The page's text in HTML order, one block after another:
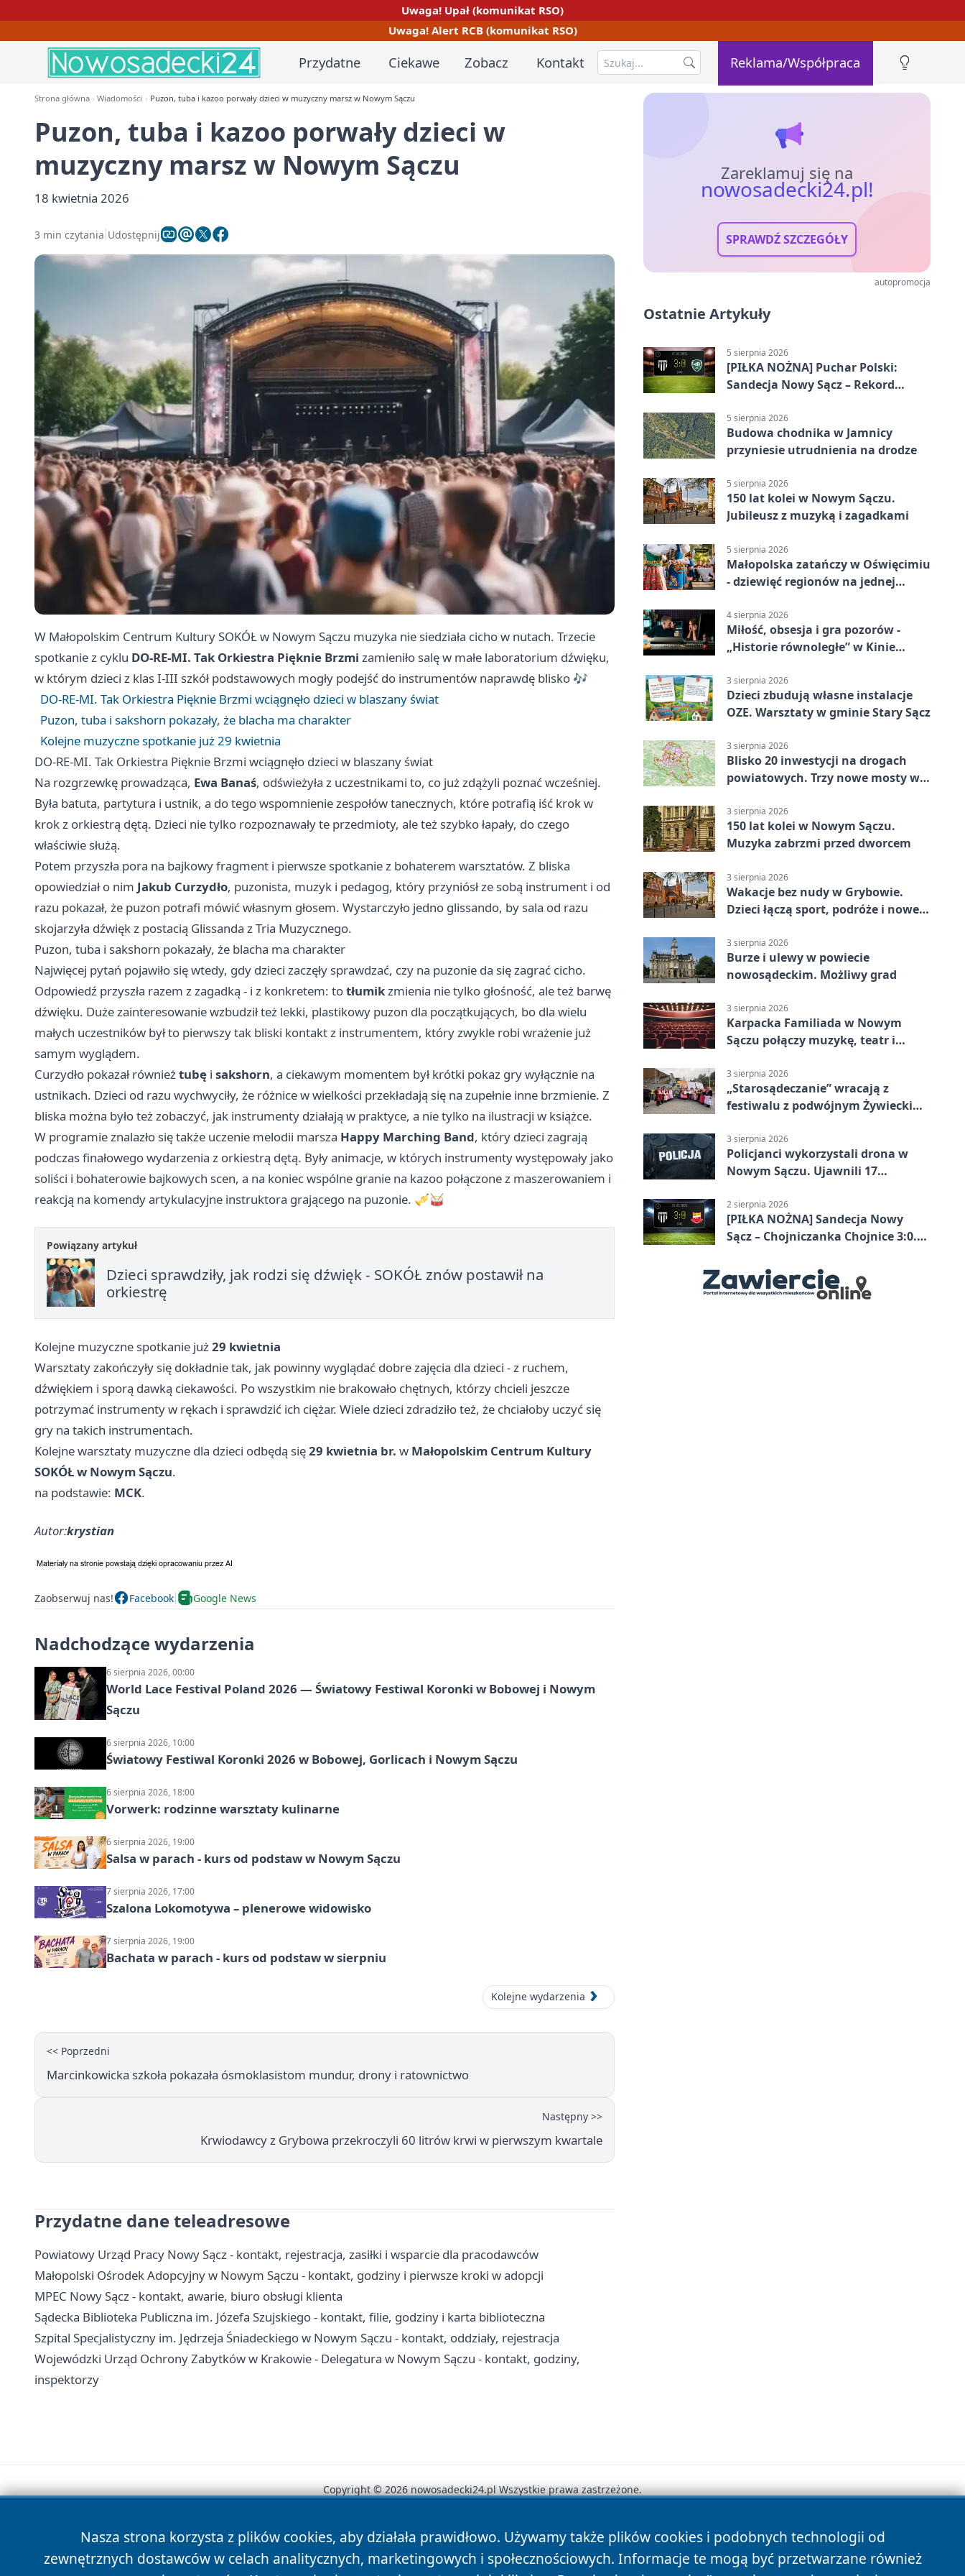
Uwaga! Upał (komunikat RSO)
Uwaga! Alert RCB (komunikat RSO)
Przydatne Ciekawe Zobacz Kontakt Reklama/Współpraca
Strona główna Wiadomości Puzon, tuba i kazoo porwały dzieci w muzyczny marsz w Nowym Sączu
Puzon, tuba i kazoo porwały dzieci w
muzyczny marsz w Nowym Sączu
18 kwietnia 2026
3 min czytania Udostępnij
W Małopolskim Centrum Kultury SOKÓŁ w Nowym Sączu muzyka nie siedziała cicho w nutach. Trzecie
spotkanie z cyklu DO-RE-MI. Tak Orkiestra Pięknie Brzmi zamieniło salę w małe laboratorium dźwięku,
w którym dzieci z klas I-III szkół podstawowych mogły podejść do instrumentów naprawdę blisko 🎶
DO-RE-MI. Tak Orkiestra Pięknie Brzmi wciągnęło dzieci w blaszany świat
Puzon, tuba i sakshorn pokazały, że blacha ma charakter
Kolejne muzyczne spotkanie już 29 kwietnia
DO-RE-MI. Tak Orkiestra Pięknie Brzmi wciągnęło dzieci w blaszany świat
Na rozgrzewkę prowadząca, Ewa Banaś, odświeżyła z uczestnikami to, co już zdążyli poznać wcześniej.
Była batuta, partytura i ustnik, a do tego wspomnienie zespołów tanecznych, które potrafią iść krok w
krok z orkiestrą dętą. Dzieci nie tylko rozpoznawały te przedmioty, ale też szybko łapały, do czego
właściwie służą.
Potem przyszła pora na bajkowy fragment i pierwsze spotkanie z bohaterem warsztatów. Z bliska
opowiedział o nim Jakub Curzydło, puzonista, muzyk i pedagog, który przyniósł ze sobą instrument i od
razu pokazał, że puzon potrafi mówić własnym głosem. Wystarczyło jedno glissando, by sala od razu
skojarzyła dźwięk z postacią Glissanda z Tria Muzycznego.
Puzon, tuba i sakshorn pokazały, że blacha ma charakter
Najwięcej pytań pojawiło się wtedy, gdy dzieci zaczęły sprawdzać, czy na puzonie da się zagrać cicho.
Odpowiedź przyszła razem z zagadką - i z konkretem: totłumikzmienia nie tylko głośność, ale też barwę
dźwięku. Duże zainteresowanie wzbudził też lekki, plastikowy puzon dla początkujących, bo dla wielu
małych uczestników był to pierwszy tak bliski kontakt z instrumentem, który zwykle robi wrażenie już
samym wyglądem.
Curzydło pokazał równieżtubę i sakshorn, a ciekawym momentem był krótki pokaz gry wyłącznie na
ustnikach. Dzieci od razu wychwyciły, że różnice w wielkości przekładają się na zupełnie inne brzmienie. Z
bliska można było też zobaczyć, jak instrumenty działają w praktyce, a nie tylko na ilustracji w książce.
W programie znalazło się także uczenie melodii marsza Happy Marching Band, który dzieci zagrają
podczas finałowego wydarzenia z orkiestrą dętą. Były animacje, w których instrumenty występowały jako
soliści i bohaterowie bajkowych scen, a na koniec wspólne granie na kazoo połączone z maszerowaniem i
reakcją na komendy artykulacyjne instruktora grającego na puzonie. 🎺🥁
Powiązany artykuł
Dzieci sprawdziły, jak rodzi się dźwięk - SOKÓŁ znów postawił na
orkiestrę
Kolejne muzyczne spotkanie już29 kwietnia
Warsztaty zakończyły się dokładnie tak, jak powinny wyglądać dobre zajęcia dla dzieci - z ruchem,
dźwiękiem i sporą dawką ciekawości. Po wszystkim nie brakowało chętnych, którzy chcieli jeszcze
potrzymać instrumenty w rękach i sprawdzić ich ciężar. Wiele dzieci zdradziło też, że chciałoby uczyć się
gry na takich instrumentach.
Kolejne warsztaty muzyczne dla dzieci odbędą się29 kwietnia br. w Małopolskim Centrum Kultury
SOKÓŁ w Nowym Sączu.
na podstawie: MCK.
Autor:krystian
Zaobserwuj nas! Facebook Google News
Nadchodzące wydarzenia
6 sierpnia 2026, 00:00
World Lace Festival Poland 2026 — Światowy Festiwal Koronki w Bobowej i Nowym
Sączu
6 sierpnia 2026, 10:00
Światowy Festiwal Koronki 2026 w Bobowej, Gorlicach i Nowym Sączu
6 sierpnia 2026, 18:00
Vorwerk: rodzinne warsztaty kulinarne
6 sierpnia 2026, 19:00
Salsa w parach - kurs od podstaw w Nowym Sączu
7 sierpnia 2026, 17:00
Szalona Lokomotywa – plenerowe widowisko
7 sierpnia 2026, 19:00
Bachata w parach - kurs od podstaw w sierpniu
Kolejne wydarzenia
<< Poprzedni
Marcinkowicka szkoła pokazała ósmoklasistom mundur, drony i ratownictwo
Następny >>
Krwiodawcy z Grybowa przekroczyli 60 litrów krwi w pierwszym kwartale
Przydatne dane teleadresowe
Powiatowy Urząd Pracy Nowy Sącz - kontakt, rejestracja, zasiłki i wsparcie dla pracodawców
Małopolski Ośrodek Adopcyjny w Nowym Sączu - kontakt, godziny i pierwsze kroki w adopcji
MPEC Nowy Sącz - kontakt, awarie, biuro obsługi klienta
Sądecka Biblioteka Publiczna im. Józefa Szujskiego - kontakt, filie, godziny i karta biblioteczna
Szpital Specjalistyczny im. Jędrzeja Śniadeckiego w Nowym Sączu - kontakt, oddziały, rejestracja
Wojewódzki Urząd Ochrony Zabytków w Krakowie - Delegatura w Nowym Sączu - kontakt, godziny,
inspektorzy
Zareklamuj się na
nowosadecki24.pl!
SPRAWDŹ SZCZEGÓŁY
autopromocja
Ostatnie Artykuły
5 sierpnia 2026
[PIŁKA NOŻNA] Puchar Polski:
Sandecja Nowy Sącz – Rekord
5 sierpnia 2026
Budowa chodnika w Jamnicy
przyniesie utrudnienia na drodze
5 sierpnia 2026
150 lat kolei w Nowym Sączu.
Jubileusz z muzyką i zagadkami
5 sierpnia 2026
Małopolska zatańczy w Oświęcimiu
- dziewięć regionów na jednej
4 sierpnia 2026
Miłość, obsesja i gra pozorów -
„Historie równoległe” w Kinie
3 sierpnia 2026
Dzieci zbudują własne instalacje
OZE. Warsztaty w gminie Stary Sącz
3 sierpnia 2026
Blisko 20 inwestycji na drogach
powiatowych. Trzy nowe mosty w
3 sierpnia 2026
150 lat kolei w Nowym Sączu.
Muzyka zabrzmi przed dworcem
3 sierpnia 2026
Wakacje bez nudy w Grybowie.
Dzieci łączą sport, podróże i nowe
3 sierpnia 2026
Burze i ulewy w powiecie
nowosądeckim. Możliwy grad
3 sierpnia 2026
Karpacka Familiada w Nowym
Sączu połączy muzykę, teatr i
3 sierpnia 2026
„Starosądeczanie” wracają z
festiwalu z podwójnym Żywieckim
3 sierpnia 2026
Policjanci wykorzystali drona w
Nowym Sączu. Ujawnili 17
2 sierpnia 2026
[PIŁKA NOŻNA] Sandecja Nowy
Sącz – Chojniczanka Chojnice 3:0.
Betclic 2. lidze
Nasza strona korzysta z plików cookies, aby działała prawidłowo. Używamy także plików cookies i podobnych technologii od
zewnętrznych dostawców w celach analitycznych, marketingowych i społecznościowych. Informacje te mogą być przetwarzane również
Copyright © 2026 nowosadecki24.pl Wszystkie prawa zastrzeżone.
News Autorzy Polityka Prywatności Polityka Cookies